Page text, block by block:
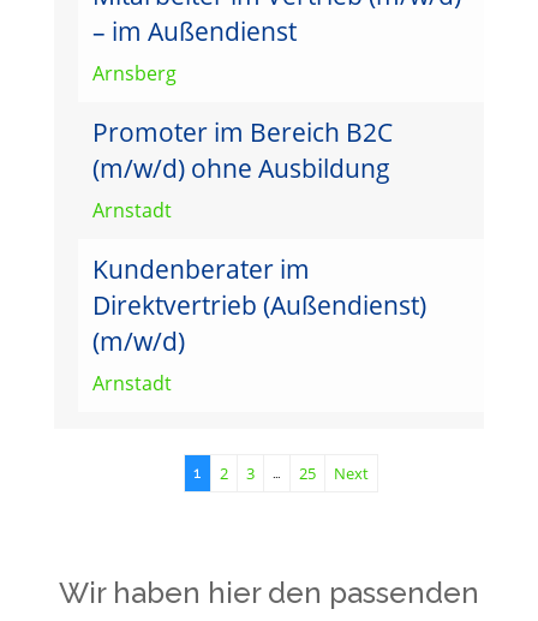
– im Außendienst
Arnsberg
Promoter im Bereich B2C
(m/w/d) ohne Ausbildung
Arnstadt
Kundenberater im
Direktvertrieb (Außendienst)
(m/w/d)
Arnstadt
1 2 3 … 25 Next
Wir haben hier den passenden